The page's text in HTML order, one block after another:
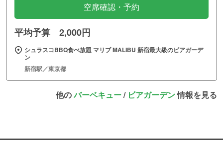
空席確認・予約
平均予算 2,000円
シュラスコBBQ食べ放題 マリブ MALIBU 新宿最大級のビアガーデ
ン
新宿駅／東京都
他のバーベキュー/ ビアガーデン情報を見る